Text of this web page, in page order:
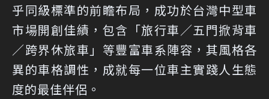
乎同級標準的前瞻布局，成功於台灣中型車
市場開創佳績，包含「旅行車／五門掀背車
／跨界休旅車」等豐富車系陣容，其風格各
異的車格調性，成就每一位車主實踐人生態
度的最佳伴侶。